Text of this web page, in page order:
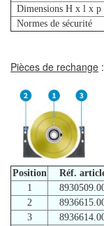
Dimensions H x l x p
Normes de sécurité
Pièces de rechange :
Position Réf.
1
2
3